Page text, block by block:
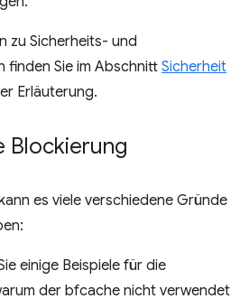
zu Sicherheits- und
finden Sie im Abschnitt Sicherheit
Erläuterung.
Blockierung
es viele verschiedene Gründe
einige Beispiele für die
der bfcache nicht verwendet